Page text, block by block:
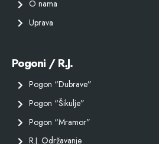
O nama
Uprava
Pogoni / R.J.
Pogon “Dubrave”
Pogon “Šikulje”
Pogon “Mramor”
R.J. Održavanje